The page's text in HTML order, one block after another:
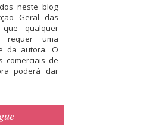
neste blog
Geral das
que qualquer
requer uma
da autora. O
comerciais de
poderá dar